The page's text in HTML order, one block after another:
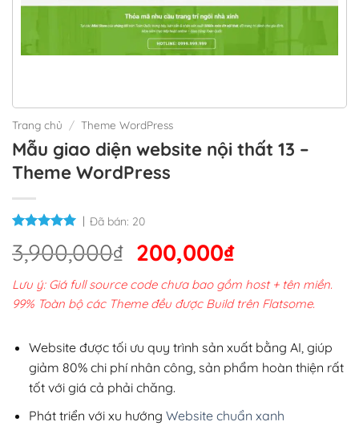
Trang chủ / Theme WordPress
Mẫu giao diện website nội thất 13 –
Theme WordPress
Đã bán: 20
3,900,000₫ Giá
gốc
là:
3,900,000₫.
200,000₫Giá
hiện
tại
200,000₫.
Lưu ý: Giá full source code chưa bao gồm host + tên miền.
99% Toàn bộ các Theme đều được Build trên Flatsome.
Website được tối ưu quy trình sản xuất bằng AI, giúp
giảm 80% chi phí nhân công, sản phẩm hoàn thiện rất
tốt với giá cả phải chăng.
Phát triển với xu hướng Website chuẩn xanh